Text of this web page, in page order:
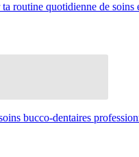
routine quotidienne de soins
bucco-dentaires